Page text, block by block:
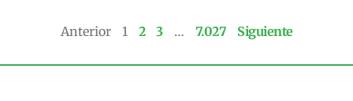
Anterior 1 2 3 … 7.027 Siguiente